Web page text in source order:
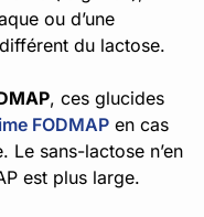
ou d’une
du lactose.
, ces glucides
FODMAP en cas
Le sans-lactose n’en
est plus large.